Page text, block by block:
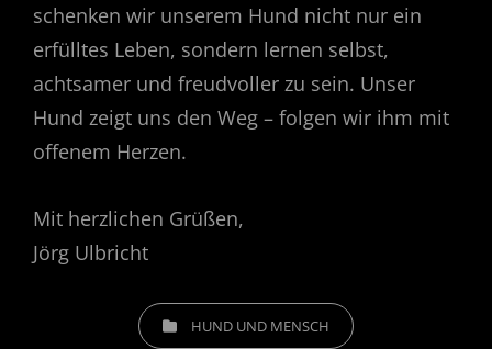
schenken wir unserem Hund nicht nur ein
erfülltes Leben, sondern lernen selbst,
achtsamer und freudvoller zu sein. Unser
Hund zeigt uns den Weg – folgen wir ihm mit
offenem Herzen.
Mit herzlichen Grüßen,
Jörg Ulbricht
CATEGORIESHUND UND MENSCH